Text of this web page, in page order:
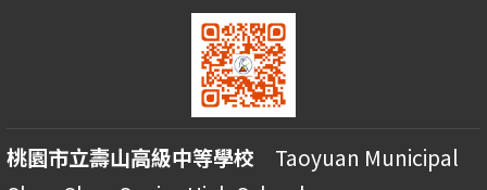
桃園市立壽山高級中等學校 Taoyuan Municipal